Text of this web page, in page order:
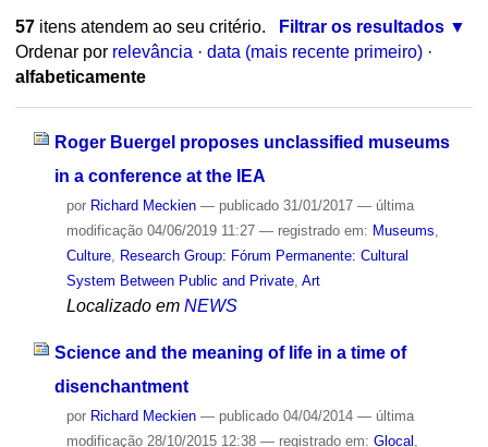
57itens atendem ao seu critério.
Filtrar os resultados
Ordenar por relevância · data (mais recente primeiro) ·
alfabeticamente
Roger Buergel proposes unclassified museums
in a conference at the IEA
por Richard Meckien — publicado31/01/2017 — última
modificação04/06/2019 11:27 — registrado em: Museums
Culture,
Research Group: Fórum Permanente: Cultural
System Between Public and Private, Art
Localizado em NEWS
Science and the meaning of life in a time of
disenchantment
por Richard Meckien — publicado04/04/2014 — última
modificação28/10/2015 12:38 — registrado em: Glocal